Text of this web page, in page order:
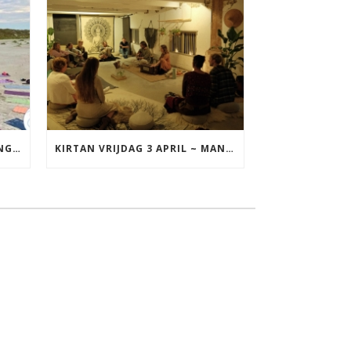
YOGA VAKANTIE TERSCHELLING 17 T/M 19 JULI KIRTAN VRIJDAG 3 APRIL ~ MANTRAZINGEN MET DIEDERICK IN LEEUWARDEN